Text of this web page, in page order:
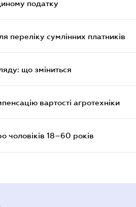
податку
переліку сумлінних платників
що зміниться
вартості агротехніки
чоловіків 18–60 років